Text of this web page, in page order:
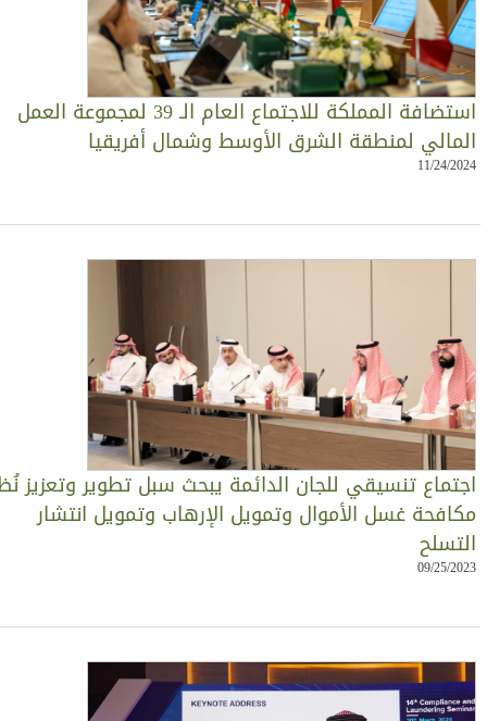
استضافة المملكة للاجتماع العام الـ 39 لمجموعة العمل
لمنطقة الشرق الأوسط وشمال أفريقيا
11/24/
تنسيقي للجان الدائمة يبحث سبل تطوير وتعزيز نُظم
غسل الأموال وتمويل الإرهاب وتمويل انتشار
09/25/